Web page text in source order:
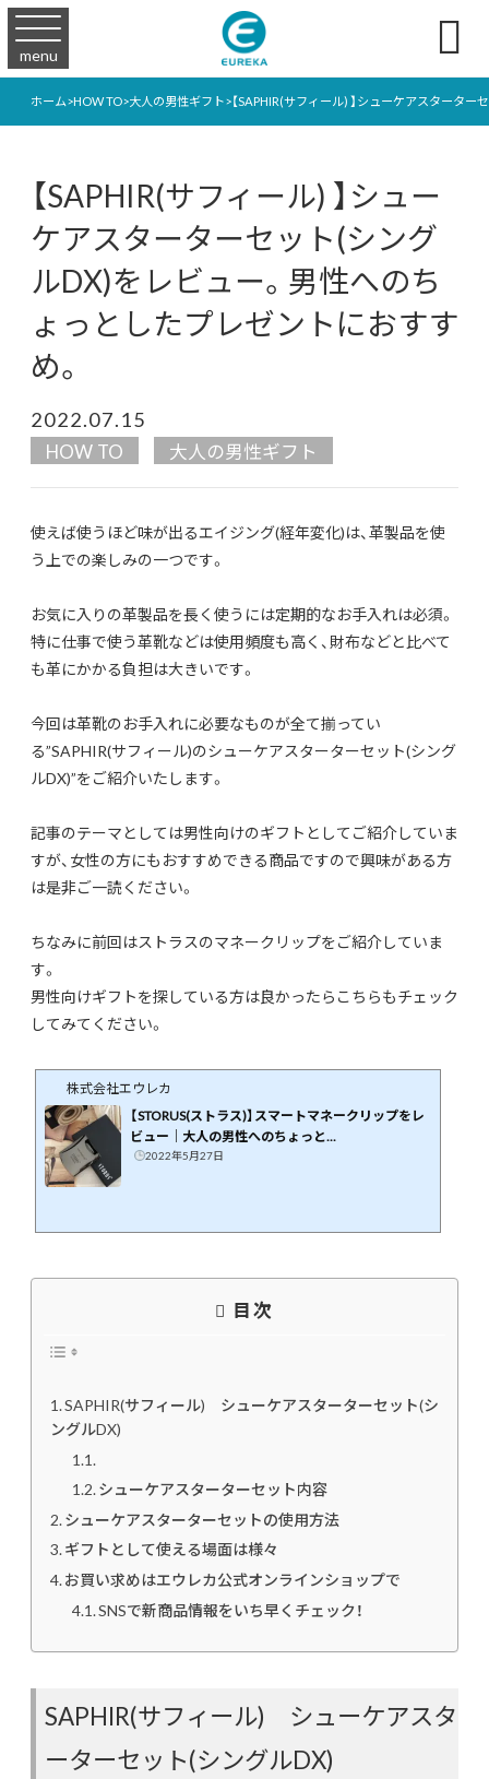
menu 
ホーム>HOW TO>大人の男性ギフト>【SAPHIR(サフィール) 】シューケアスタータ
【SAPHIR(サフィール) 】シュー
ケアスターターセット(シング
ルDX)をレビュー。男性へのち
ょっとしたプレゼントにおすす
め。
2022.07.15
HOW TO 大人の男性ギフト
使えば使うほど味が出るエイジング(経年変化)は、革製品を使
う上での楽しみの一つです。
お気に入りの革製品を長く使うには定期的なお手入れは必須。
特に仕事で使う革靴などは使用頻度も高く、財布などと比べて
も革にかかる負担は大きいです。
今回は革靴のお手入れに必要なものが全て揃ってい
る”SAPHIR(サフィール)のシューケアスターターセット(シング
ルDX)”をご紹介いたします。
記事のテーマとしては男性向けのギフトとしてご紹介していま
すが、女性の方にもおすすめできる商品ですので興味がある方
は是非ご一読ください。
ちなみに前回はストラスのマネークリップをご紹介していま
す。
男性向けギフトを探している方は良かったらこちらもチェック
してみてください。
株式会社エウレカ
【STORUS(ストラス)】スマートマネークリップをレ
ビュー｜大人の男性へのちょっと...
2022年5月27日
目次
SAPHIR(サフィール) シューケアスターターセット(シ
ングルDX)
シューケアスターターセット内容
シューケアスターターセットの使用方法
ギフトとして使える場面は様々
お買い求めはエウレカ公式オンラインショップで
SNSで新商品情報をいち早くチェック！
SAPHIR(サフィール) シューケアスタ
ーターセット(シングルDX)